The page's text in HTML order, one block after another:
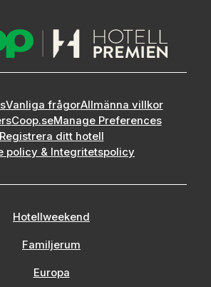
Vanliga frågorAllmänna villkor
Coop.seManage Preferences
Registrera ditt hotell
policy & Integritetspolicy
Hotellweekend
Familjerum
Europa